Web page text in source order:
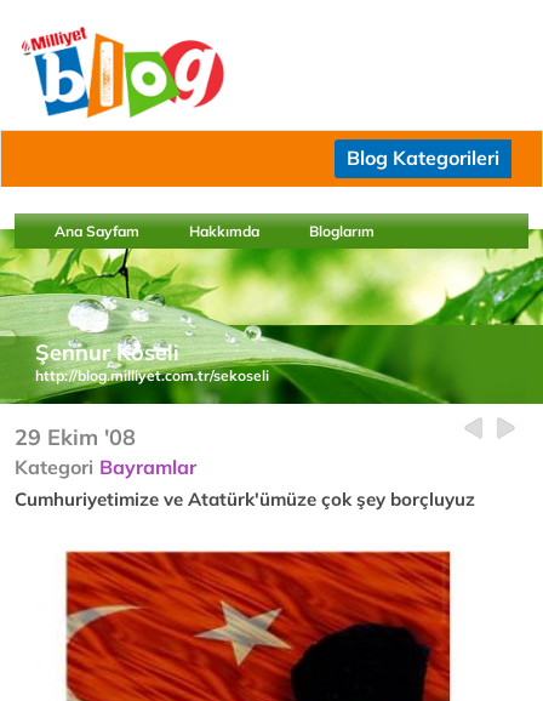
Blog Kategorileri
Ana Sayfam Hakkımda Bloglarım
Şennur Köseli
http://blog.milliyet.com.tr/sekoseli
29 Ekim '08
Kategori Bayramlar
Cumhuriyetimize ve Atatürk'ümüze çok şey borçluyuz